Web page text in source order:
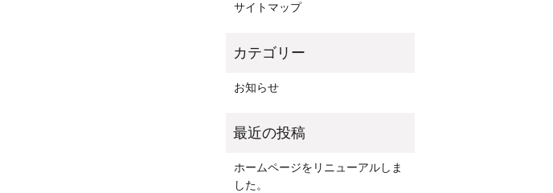
サイトマップ
お知らせ
ホームページをリニューアルしま
した。